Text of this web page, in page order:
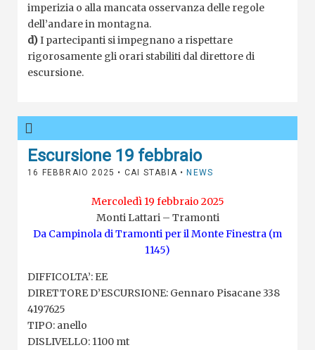
imperizia o alla mancata osservanza delle regole
dell’andare in montagna.
d)I partecipanti si impegnano a rispettare
rigorosamente gli orari stabiliti dal direttore di
escursione.
Escursione 19 febbraio
16 FEBBRAIO 2025 • CAI STABIA •NEWS
Mercoledì 19 febbraio 2025
Monti Lattari – Tramonti
Da Campinola di Tramonti per il Monte Finestra (m
1145)
DIFFICOLTA’: EE
DIRETTORE D’ESCURSIONE: Gennaro Pisacane 338
4197625
TIPO: anello
DISLIVELLO: 1100 mt